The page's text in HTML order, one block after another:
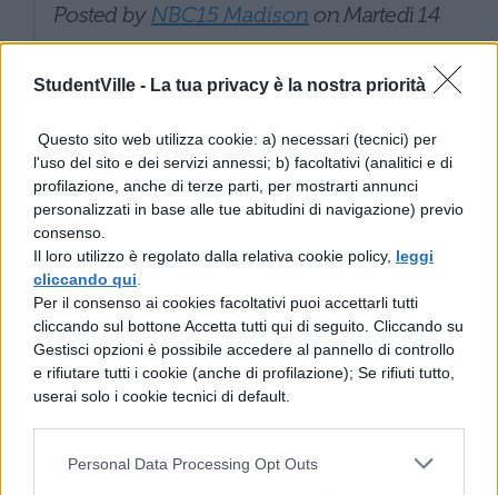
StudentVille - La tua privacy è la nostra priorità
Questo sito web utilizza cookie: a) necessari (tecnici) per
l'uso del sito e dei servizi annessi; b) facoltativi (analitici e di
profilazione, anche di terze parti, per mostrarti annunci
personalizzati in base alle tue abitudini di navigazione) previo
consenso.
Il loro utilizzo è regolato dalla relativa cookie policy, leggi
cliccando qui
Per il consenso ai cookies facoltativi puoi accettarli tutti
cliccando sul bottone Accetta tutti qui di seguito. Cliccando su
Gestisci opzioni è possibile accedere al pannello di controllo
e rifiutare tutti i cookie (anche di profilazione); Se rifiuti tutto,
userai solo i cookie tecnici di default.
Personal Data Processing Opt Outs
Posted by NBC15 Madison on Martedì 14
luglio 2015
però Heather, giunta al quarto di nove cicli
di chemioterapia "Sono una di quelle che
lascia le feste per ultima. Quindi sono
pronta alla battaglia".
"Ogni lettera che riuscirò a consegnare a
Brianna personalmente sarà una vittoria",
ha dichiarato Heather "In questi giorni sto
ha un colore differente. Starà a lei decidere